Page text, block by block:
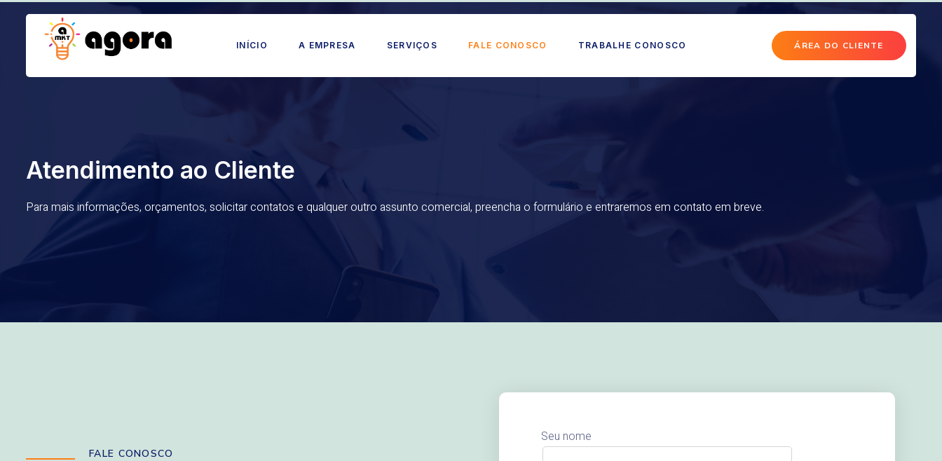
INÍCIO A EMPRESA SERVIÇOS FALE CONOSCO TRABALHE CONOSCO ÁREA DO CLIENTE
Atendimento ao Cliente
Para mais informações, orçamentos, solicitar contatos e qualquer outro assunto comercial, preencha o formulário e entraremos em contato em breve.
FALE CONOSCO
Seu nome